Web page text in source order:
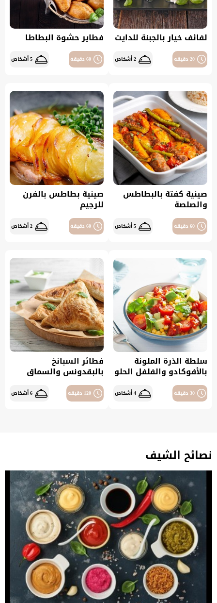
لفائف خيار بالجبنة للدايت
20 دقيقة 2 أشخاص
فطاير حشوة البطاطا
60 دقيقة 5 أشخاص
صينية كفتة بالبطاطس
والصلصة
60 دقيقة 5 أشخاص
صينية بطاطس بالفرن
للرجيم
60 دقيقة 2 أشخاص
سلطة الذرة الملونة
بالأفوكادو والفلفل الحلو
30 دقيقة 4 أشخاص
فطائر السبانخ
بالبقدونس والسماق
120 دقيقة 6 أشخاص
نصائح الشيف